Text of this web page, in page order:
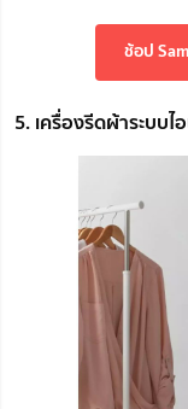
ช้อป
5. เครื่องรีดผ้าระบบ